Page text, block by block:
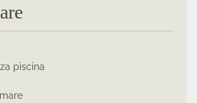
piscina